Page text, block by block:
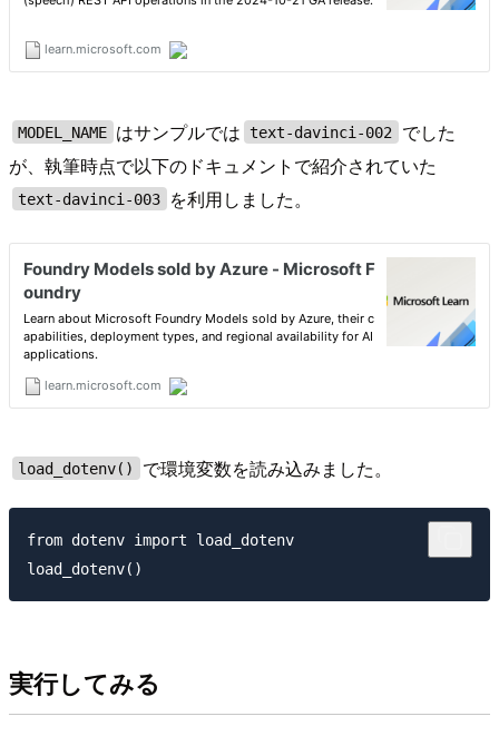
MODEL_NAME はサンプルでは text-davinci-002
でした
が、執筆時点で以下のドキュメントで紹介されていた
text-davinci-003 を利用しました。
load_dotenv() で環境変数を読み込みました。
from dotenv import load_dotenv
実行してみる